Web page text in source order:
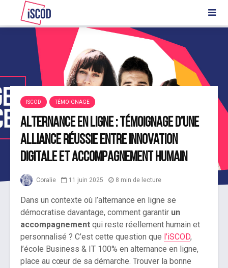
ISCOD TÉMOIGNAGE
Alternance en ligne : témoignage d’une
alliance réussie entre innovation
digitale et accompagnement humain
Coralie 11 juin 2025 8 min de lecture
Dans un contexte où l’alternance en ligne se
démocratise davantage, comment garantir un
accompagnement qui reste réellement humain et
personnalisé ? C’est cette question que l’iSCOD,
l’école Business & IT 100% en alternance en ligne,
place au cœur de sa démarche. Trouver la bonne